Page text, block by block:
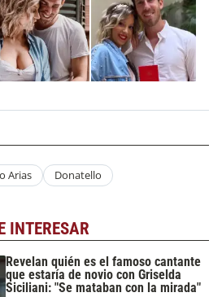
Arias Donatello
INTERESAR
Revelan quién es el famoso cantante
que estaría de novio con Griselda
Siciliani: "Se mataban con la mirada"